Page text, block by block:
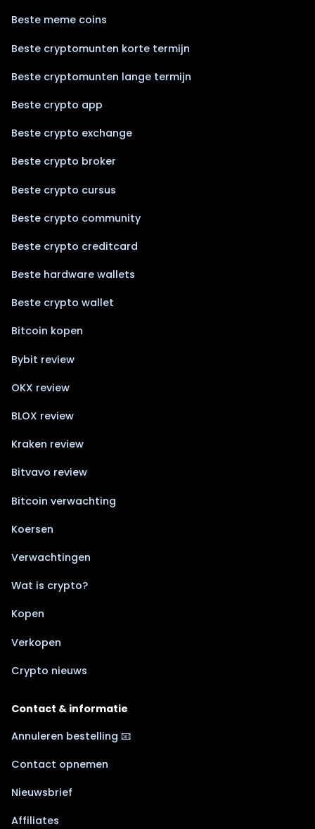
Beste meme coins
Beste cryptomunten korte termijn
Beste cryptomunten lange termijn
Beste crypto app
Beste crypto exchange
Beste crypto broker
Beste crypto cursus
Beste crypto community
Beste crypto creditcard
Beste hardware wallets
Beste crypto wallet
Bitcoin kopen
Bybit review
OKX review
BLOX review
Kraken review
Bitvavo review
Bitcoin verwachting
Koersen
Verwachtingen
Wat is crypto?
Kopen
Verkopen
Crypto nieuws
Contact & informatie
Annuleren bestelling 📧
Contact opnemen
Nieuwsbrief
Affiliates